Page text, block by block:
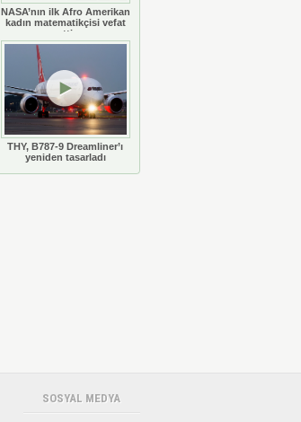
NASA’nın ilk Afro Amerikan
kadın matematikçisi vefat
etti
THY, B787-9 Dreamliner’ı
yeniden tasarladı
SOSYAL MEDYA